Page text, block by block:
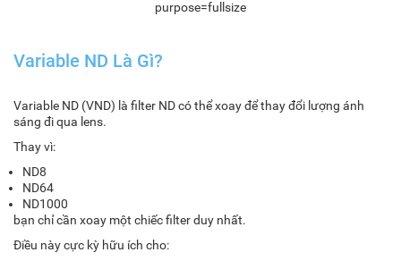
Variable ND Là Gì?
Variable ND (VND) là filter ND có thể xoay để thay đổi lượng ánh
sáng đi qua lens.
Thay vì:
ND8
ND64
ND1000
bạn chỉ cần xoay một chiếc filter duy nhất.
Điều này cực kỳ hữu ích cho: